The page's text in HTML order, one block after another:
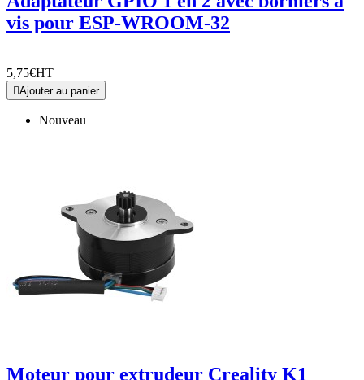
vis pour ESP-WROOM-32
5,75€HT
Ajouter au panier
Nouveau
Moteur pour extrudeur Creality K1